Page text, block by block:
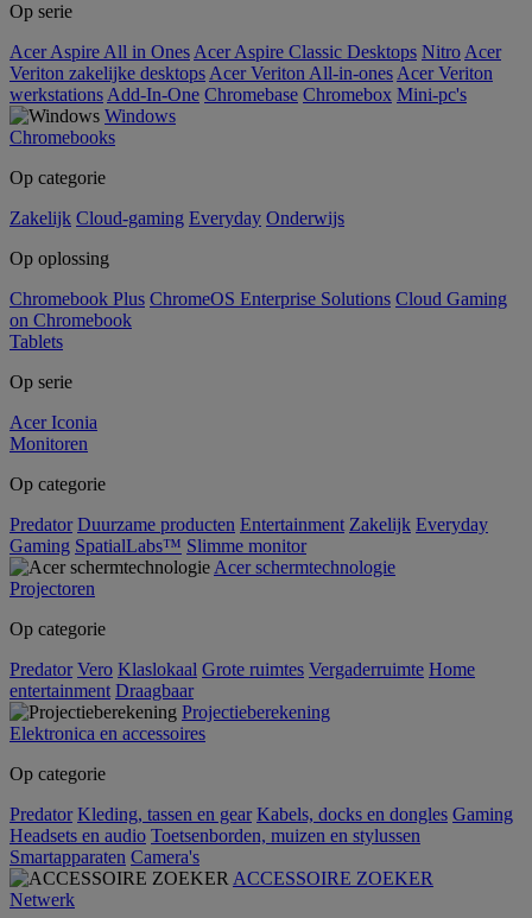
Op serie
Acer Aspire All in Ones Acer Aspire Classic Desktops Nitro Acer
Veriton zakelijke desktops Acer Veriton All-in-ones Acer Veriton
werkstations Add-In-One Chromebase Chromebox Mini-pc's
Windows
Chromebooks
Op categorie
Zakelijk Cloud-gaming Everyday Onderwijs
Op oplossing
Chromebook Plus ChromeOS Enterprise Solutions Cloud Gaming
on Chromebook
Tablets
Op serie
Acer Iconia
Monitoren
Op categorie
Predator Duurzame producten Entertainment Zakelijk Everyday
Gaming SpatialLabs™ Slimme monitor
Acer schermtechnologie
Projectoren
Op categorie
Predator Vero Klaslokaal Grote ruimtes Vergaderruimte Home
entertainment Draagbaar
Projectieberekening
Elektronica en accessoires
Op categorie
Predator Kleding, tassen en gear Kabels, docks en dongles Gaming
Headsets en audio Toetsenborden, muizen en stylussen
Smartapparaten Camera's
ACCESSOIRE ZOEKER
Netwerk